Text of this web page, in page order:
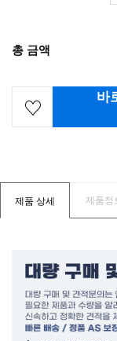
총 금액
바
제품 상세 제품정